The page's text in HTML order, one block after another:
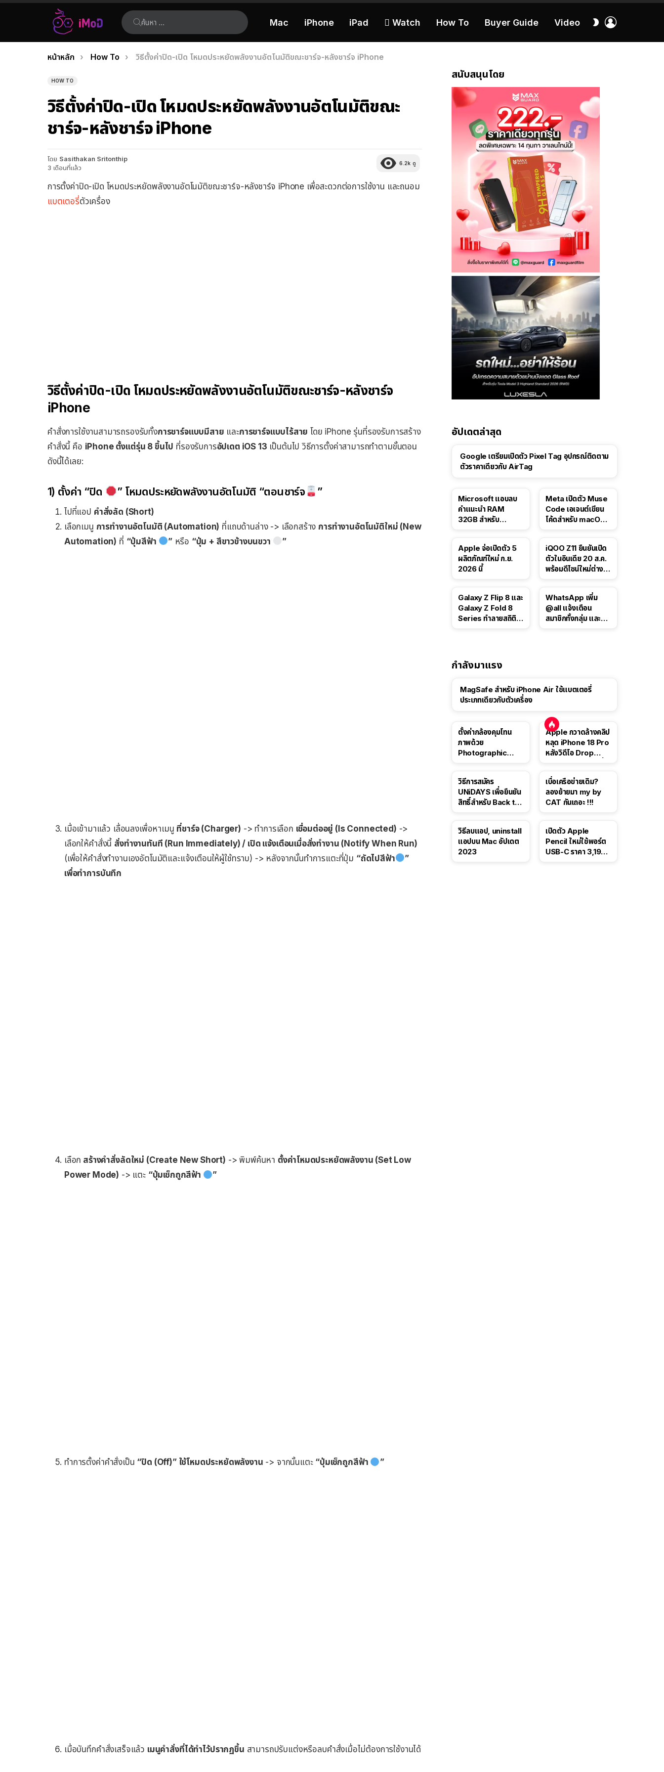
ค้นหา:
Mac iPhone iPad  Watch How To Buyer Guide Video
สลับ
เรื่อง
ล่าสุด
คุณอยู่ที่นี่:
หน้าหลัก How To วิธีตั้งค่าปิด-เปิด โหมดประหยัดพลังงานอัตโนมัติขณะชาร์จ-หลังชาร์จ iPhone
HOW TO
วิธีตั้งค่าปิด-เปิด โหมดประหยัดพลังงานอัตโนมัติขณะ
ชาร์จ-หลังชาร์จ iPhone
โดย Sasithakan Sritonthip
3 เดือนที่แล้ว
6.2k ดู
การตั้งค่าปิด-เปิด โหมดประหยัดพลังงานอัตโนมัติขณะชาร์จ-หลังชาร์จ iPhone เพื่อสะดวกต่อการใช้งาน และถนอม
แบตเตอรี่ตัวเครื่อง
วิธีตั้งค่าปิด-เปิด โหมดประหยัดพลังงานอัตโนมัติขณะชาร์จ-หลังชาร์จ
iPhone
คำสั่งการใช้งานสามารถรองรับทั้งการชาร์จแบบมีสาย และการชาร์จแบบไร้สาย โดย iPhone รุ่นที่รองรับการสร้าง
คำสั่งนี้ คือ iPhone ตั้งแต่รุ่น 8 ขึ้นไป ที่รองรับการอัปเดต iOS 13 เป็นต้นไป วิธีการตั้งค่าสามารถทำตามขั้นตอน
ดังนี้ได้เลย:
1) ตั้งค่า “ปิด ” โหมดประหยัดพลังงานอัตโนมัติ “ตอนชาร์จ ”
ไปที่แอป คำสั่งลัด (Short)
เลือกเมนู การทำงานอัตโนมัติ (Automation) ที่แถบด้านล่าง -> เลือกสร้าง การทำงานอัตโนมัติใหม่ (New
Automation) ที่ “ปุ่มสีฟ้า ”หรือ “ปุ่ม + สีขาวข้างบนขวา ”
เมื่อเข้ามาแล้ว เลื่อนลงเพื่อหาเมนู ที่ชาร์จ (Charger) -> ทำการเลือก เชื่อมต่ออยู่ (Is Connected) ->
เลือกให้คำสั่งนี้ สั่งทำงานทันที (Run Immediately) / เปิด แจ้งเตือนเมื่อสั่งทำงาน (Notify When Run)
(เพื่อให้คำสั่งทำงานเองอัตโนมัติและแจ้งเตือนให้ผู้ใช้ทราบ) -> หลังจากนั้นทำการแตะที่ปุ่ม “ถัดไปสีฟ้า
”
เพื่อทำการบันทึก
เลือก สร้างคำสั่งลัดใหม่ (Create New Short) -> พิมพ์ค้นหา ตั้งค่าโหมดประหยัดพลังงาน (Set Low
Power Mode) -> แตะ “ปุ่มเช็กถูกสีฟ้า ”
ทำการตั้งค่าคำสั่งเป็น “ปิด (Off)” ใช้โหมดประหยัดพลังงาน -> จากนั้นแตะ “ปุ่มเช็กถูกสีฟ้า ”
เมื่อบันทึกคำสั่งเสร็จแล้ว เมนูคำสั่งที่ได้ทำไว้ปรากฏขึ้น สามารถปรับแต่งหรือลบคำสั่งเมื่อไม่ต้องการใช้งานได้
สนับสนุนโดย
อัปเดตล่าสุด
Google เตรียมเปิดตัว Pixel Tag อุปกรณ์ติดตาม
ตัวราคาเดียวกับ AirTag
Microsoft แอบลบ
คำแนะนำ RAM
32GB สำหรับ
Meta เปิดตัว Muse
Code เอเจนต์เขียน
โค้ดสำหรับ macOS
Apple จ่อเปิดตัว 5
ผลิตภัณฑ์ใหม่ ก.ย.
2026 นี้
iQOO Z11 ยืนยันเปิด
ตัวในอินเดีย 20 ส.ค.
พร้อมดีไซน์ใหม่ต่าง
Galaxy Z Flip 8 และ
Galaxy Z Fold 8
Series ทำลายสถิติ
WhatsApp เพิ่ม
@all แจ้งเตือน
สมาชิกทั้งกลุ่ม และอัป
กำลังมาแรง
MagSafe สำหรับ iPhone Air ใช้แบตเตอรี่
ประเภทเดียวกับตัวเครื่อง
ตั้งค่ากล้องคุมโทน
ภาพด้วย
Photographic
Apple กวาดล้างคลิป
หลุด iPhone 18 Pro
หลังวิดีโอ Drop
วิธีการสมัคร
UNiDAYS เพื่อยืนยัน
สิทธิ์สำหรับ Back to
เบื่อเครือข่ายเดิม?
ลองย้ายมา my by
CAT กันเถอะ !!!
วิธีลบแอป, uninstall
แอปบน Mac อัปเดต
2023
เปิดตัว Apple
Pencil ใหม่ใช้พอร์ต
USB-C ราคา 3,190